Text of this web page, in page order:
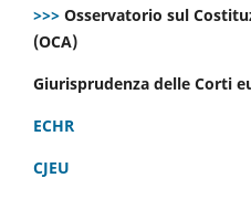
>>> Osservatorio sul
(OCA)
Giurisprudenza delle Corti
ECHR
CJEU